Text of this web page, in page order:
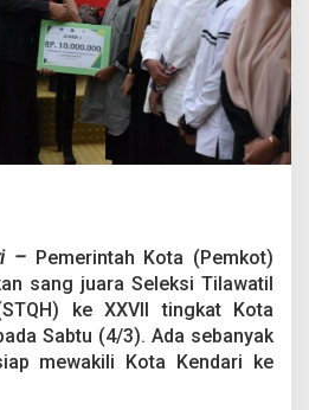
– Pemerintah Kota (Pemkot)
sang juara Seleksi Tilawatil
ke XXVII tingkat Kota
Sabtu (4/3). Ada sebanyak
mewakili Kota Kendari ke